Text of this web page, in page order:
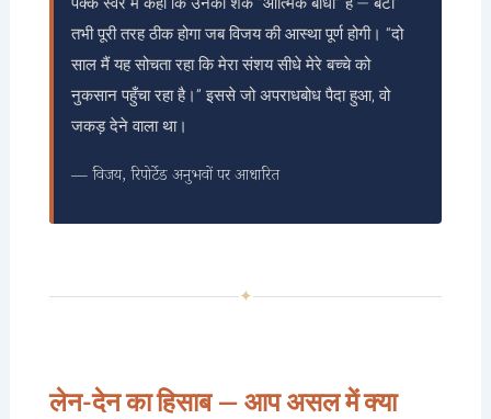
तभी पूरी तरह ठीक होगा जब विजय की आस्था पूर्ण होगी। “दो
साल मैं यह सोचता रहा कि मेरा संशय सीधे मेरे बच्चे को
नुकसान पहुँचा रहा है।” इससे जो अपराधबोध पैदा हुआ, वो
जकड़ देने वाला था।
— विजय, रिपोर्टेड अनुभवों पर आधारित
✦
लेन-देन का हिसाब — आप असल में क्या